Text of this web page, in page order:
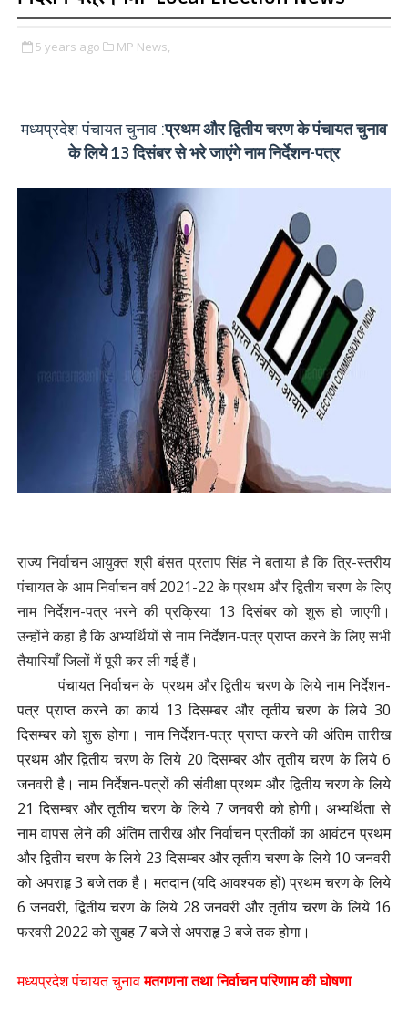
5 years ago MP News,
मध्यप्रदेश पंचायत चुनाव :प्रथम और द्वितीय चरण के पंचायत चुनाव
के लिये 13 दिसंबर से भरे जाएंगे नाम निर्देशन-पत्र
राज्य निर्वाचन आयुक्त श्री बंसत प्रताप सिंह ने बताया है कि त्रि-स्तरीय
पंचायत के आम निर्वाचन वर्ष 2021-22 के प्रथम और द्वितीय चरण के लिए
नाम निर्देशन-पत्र भरने की प्रक्रिया 13 दिसंबर को शुरू हो जाएगी।
उन्होंने कहा है कि अभ्यर्थियों से नाम निर्देशन-पत्र प्राप्त करने के लिए सभी
तैयारियाँ जिलों में पूरी कर ली गई हैं।
पंचायत निर्वाचन के प्रथम और द्वितीय चरण के लिये नाम निर्देशन-
पत्र प्राप्त करने का कार्य 13 दिसम्बर और तृतीय चरण के लिये 30
दिसम्बर को शुरू होगा। नाम निर्देशन-पत्र प्राप्त करने की अंतिम तारीख
प्रथम और द्वितीय चरण के लिये 20 दिसम्बर और तृतीय चरण के लिये 6
जनवरी है। नाम निर्देशन-पत्रों की संवीक्षा प्रथम और द्वितीय चरण के लिये
21 दिसम्बर और तृतीय चरण के लिये 7 जनवरी को होगी। अभ्यर्थिता से
नाम वापस लेने की अंतिम तारीख और निर्वाचन प्रतीकों का आवंटन प्रथम
और द्वितीय चरण के लिये 23 दिसम्बर और तृतीय चरण के लिये 10 जनवरी
को अपराहृ 3 बजे तक है। मतदान (यदि आवश्यक हों) प्रथम चरण के लिये
6 जनवरी, द्वितीय चरण के लिये 28 जनवरी और तृतीय चरण के लिये 16
फरवरी 2022 को सुबह 7 बजे से अपराहृ 3बजे तक होगा।
मध्यप्रदेश पंचायत चुनावमतगणना तथा निर्वाचन परिणाम की घोषणा